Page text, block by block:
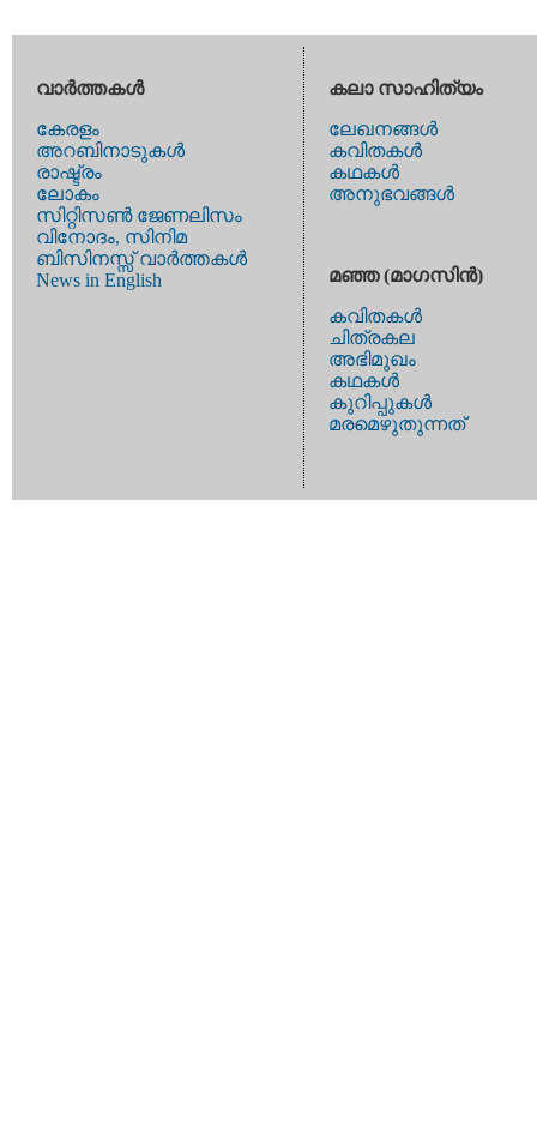
വാര്‍ത്തകള്‍
കേരളം
അറബിനാടുകള്‍
രാഷ്ട്രം
ലോകം
സിറ്റിസണ്‍ ജേണലിസം
വിനോദം, സിനിമ
ബിസിനസ്സ് വാര്‍ത്തകള്‍
News in English
കലാ സാഹിത്യം
ലേഖനങ്ങള്‍
കവിതകള്‍
കഥകള്‍
അനുഭവങ്ങള്‍
മഞ്ഞ (മാഗസിന്‍)
കവിതകള്‍
ചിത്രകല
അഭിമുഖം
കഥകള്‍
കുറിപ്പുകള്‍
മരമെഴുതുന്നത്